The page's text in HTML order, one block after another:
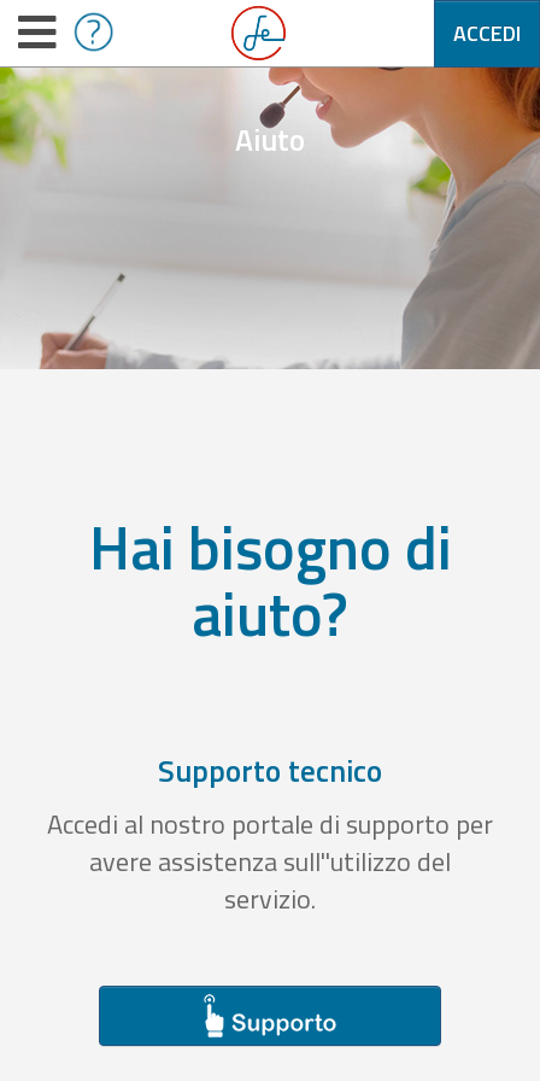
ACCEDI
Aiuto
Hai bisogno di
aiuto?
Supporto tecnico
Accedi al nostro portale di supporto per
avere assistenza sull''utilizzo del
servizio.